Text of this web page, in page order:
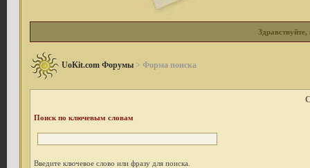
Здравствуйте,
UoKit.com Форумы > Форма поиска
Поиск по ключевым словам
Введите ключевое слово или фразу для поиска.